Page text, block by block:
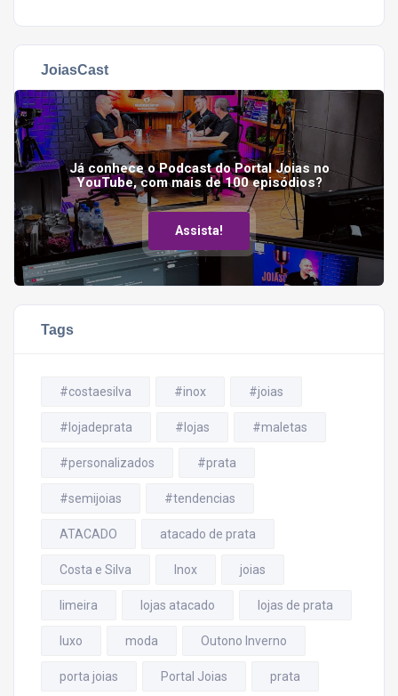
JoiasCast
Já conhece o Podcast do Portal Joias no
YouTube, com mais de 100 episódios?
Assista!
Tags
#costaesilva #inox #joias
#lojadeprata #lojas #maletas
#personalizados #prata
#semijoias #tendencias
ATACADO atacado de prata
Costa e Silva Inox joias
limeira lojas atacado lojas de prata
luxo moda Outono Inverno
porta joias Portal Joias prata